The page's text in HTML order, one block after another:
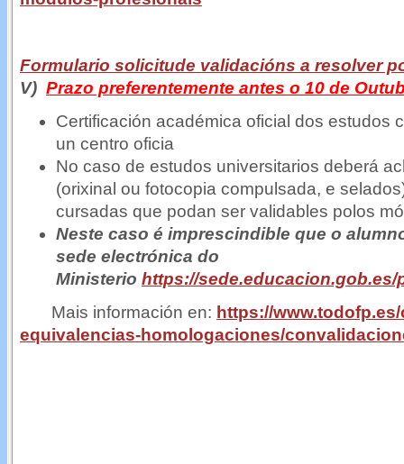
Formulario solicitude validacións a resolver
V) Prazo preferentemente antes o 10 de
Certificación académica oficial dos estudos
un centro oficia
No caso de estudos universitarios deberá
(orixinal ou fotocopia compulsada, e
cursadas que podan ser validables polos
Neste caso é imprescindible que o
sede electrónica do
Ministerio https://sede.educacion.gob.es/
Mais información en: https://
equivalencias-homologaciones/